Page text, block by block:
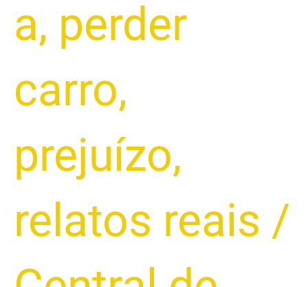
a, perder
carro,
prejuízo,
relatos reais /